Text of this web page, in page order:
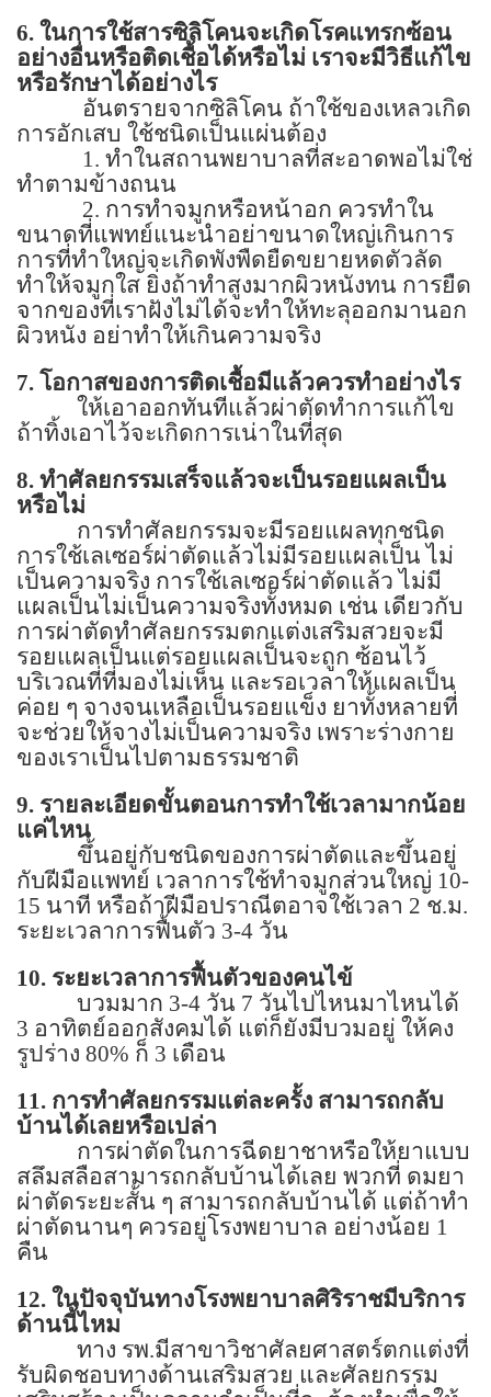
6. ในการใช้สารซิลิโคนจะเกิดโรคแทรกซ้อน
อย่างอื่นหรือติดเชื้อได้หรือไม่ เราจะมีวิธีแก้ไข
หรือรักษาได้อย่างไร
อันตรายจากซิลิโคน ถ้าใช้ของเหลวเกิด
การอักเสบ ใช้ชนิดเป็นแผ่นต้อง
1. ทำในสถานพยาบาลที่สะอาดพอไม่ใช่
ทำตามข้างถนน
2. การทำจมูกหรือหน้าอก ควรทำใน
ขนาดที่แพทย์แนะนำอย่าขนาดใหญ่เกินการ
การที่ทำใหญ่จะเกิดพังพืดยืดขยายหดตัวลัด
ทำให้จมูกใส ยิ่งถ้าทำสูงมากผิวหนังทน การยืด
จากของที่เราฝังไม่ได้จะทำให้ทะลุออกมานอก
ผิวหนัง อย่าทำให้เกินความจริง
7. โอกาสของการติดเชื้อมีแล้วควรทำอย่างไร
ให้เอาออกทันทีแล้วผ่าตัดทำการแก้ไข
ถ้าทิ้งเอาไว้จะเกิดการเน่าในที่สุด
8. ทำศัลยกรรมเสร็จแล้วจะเป็นรอยแผลเป็น
หรือไม่
การทำศัลยกรรมจะมีรอยแผลทุกชนิด
การใช้เลเซอร์ผ่าตัดแล้วไม่มีรอยแผลเป็น ไม่
เป็นความจริง การใช้เลเซอร์ผ่าตัดแล้ว ไม่มี
แผลเป็นไม่เป็นความจริงทั้งหมด เช่น เดียวกับ
การผ่าตัดทำศัลยกรรมตกแต่งเสริมสวยจะมี
รอยแผลเป็นแต่รอยแผลเป็นจะถูก ซ้อนไว้
บริเวณที่ที่มองไม่เห็น และรอเวลาให้แผลเป็น
ค่อย ๆ จางจนเหลือเป็นรอยแข็ง ยาทั้งหลายที่
จะช่วยให้จางไม่เป็นความจริง เพราะร่างกาย
ของเราเป็นไปตามธรรมชาติ
9. รายละเอียดขั้นตอนการทำใช้เวลามากน้อย
แค่ไหน
ขึ้นอยู่กับชนิดของการผ่าตัดและขึ้นอยู่
กับฝีมือแพทย์ เวลาการใช้ทำจมูกส่วนใหญ่ 10-
15 นาที หรือถ้าฝีมือปราณีตอาจใช้เวลา 2 ช.ม.
ระยะเวลาการฟื้นตัว 3-4 วัน
10. ระยะเวลาการฟื้นตัวของคนไข้
บวมมาก 3-4 วัน 7 วันไปไหนมาไหนได้
3 อาทิตย์ออกสังคมได้ แต่ก็ยังมีบวมอยู่ ให้คง
รูปร่าง 80% ก็ 3 เดือน
11. การทำศัลยกรรมแต่ละครั้ง สามารถกลับ
บ้านได้เลยหรือเปล่า
การผ่าตัดในการฉีดยาชาหรือให้ยาแบบ
สลึมสลือสามารถกลับบ้านได้เลย พวกที่ ดมยา
ผ่าตัดระยะสั้น ๆ สามารถกลับบ้านได้ แต่ถ้าทำ
ผ่าตัดนานๆ ควรอยู่โรงพยาบาล อย่างน้อย 1
คืน
12. ในปัจจุบันทางโรงพยาบาลศิริราชมีบริการ
ด้านนี้ไหม
ทาง รพ.มีสาขาวิชาศัลยศาสตร์ตกแต่งที่
รับผิดชอบทางด้านเสริมสวย และศัลยกรรม